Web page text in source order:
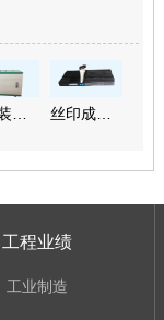
丝印成品—薄膜开关面板
工程业绩
工业制造